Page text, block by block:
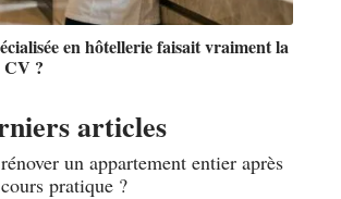
en hôtellerie faisait vraiment la
CV ?
articles
un appartement entier après
pratique ?